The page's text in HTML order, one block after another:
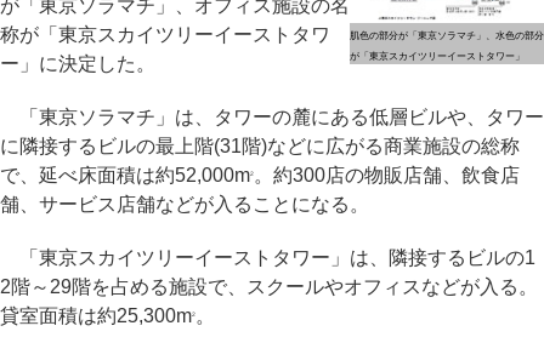
肌色の部分が「東京ソラマチ」、水色の部分
が「東京スカイツリーイーストタワー」
が「東京ソラマチ」、オフィス施設の名
称が「東京スカイツリーイーストタワ
ー」に決定した。
「東京ソラマチ」は、タワーの麓にある低層ビルや、タワー
に隣接するビルの最上階(31階)などに広がる商業施設の総称
で、延べ床面積は約52,000m2。約300店の物販店舗、飲食店
舗、サービス店舗などが入ることになる。
「東京スカイツリーイーストタワー」は、隣接するビルの1
2階～29階を占める施設で、スクールやオフィスなどが入る。
貸室面積は約25,300m2。